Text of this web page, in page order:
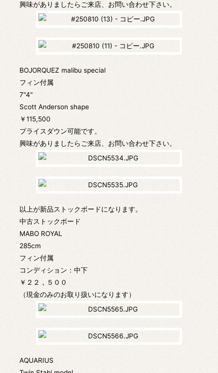
興味がありましたらご来店、お問い合わせ下さい。
BOJORQUEZ malibu special
フィン付属
7"4"
Scott Anderson shape
￥115,500
プライスダウン可能です。
興味がありましたらご来店、お問い合わせ下さい。
以上が新品ストックボードになります。
中古ストックボード
MABO ROYAL
285cm
フィン付属
コンディション：中下
￥２２，５００
（現金のみのお取り扱いになります）
AQUARIUS